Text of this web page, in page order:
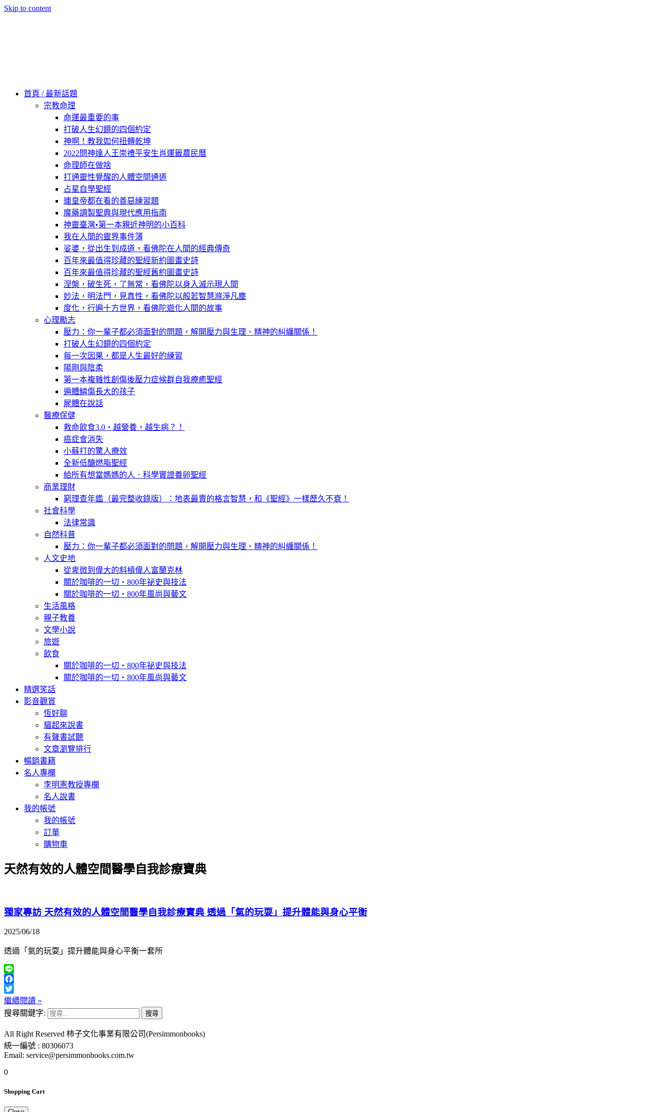
Skip to content
首頁 / 最新話題
宗教命理
命運最重要的事
打破人生幻鏡的四個約定
神啊！教我如何扭轉乾坤
2022問神達人王崇禮平安生肖運籤農民曆
命理師在做啥
打通靈性覺醒的人體空間通道
占星自學聖經
連皇帝都在看的善惡練習題
魔藥調製聖典與現代應用指南
神靈臺灣•第一本親近神明的小百科
我在人間的靈界事件簿
娑婆，從出生到成道，看佛陀在人間的經典傳奇
百年來最值得珍藏的聖經新約圖畫史詩
百年來最值得珍藏的聖經舊約圖畫史詩
涅槃，破生死，了無常，看佛陀以身入滅示現人間
妙法，明法門，見真性，看佛陀以般若智慧滌淨凡塵
度化，行遍十方世界，看佛陀遊化人間的故事
心理勵志
壓力：你一輩子都必須面對的問題，解開壓力與生理、精神的糾纏關係！
打破人生幻鏡的四個約定
每一次因果，都是人生最好的練習
陽剛與陰柔
第一本複雜性創傷後壓力症候群自我療癒聖經
遍體鱗傷長大的孩子
屍體在說話
醫療保健
救命飲食3.0‧越營養，越生病？！
癌症會消失
小蘇打的驚人療效
全新低醣燃脂聖經
給所有想當媽媽的人．科學實證養卵聖經
商業理財
窮理查年鑑（最完整收錄版）：地表最賣的格言智慧，和《聖經》一樣歷久不衰！
社會科學
法律常識
自然科普
壓力：你一輩子都必須面對的問題，解開壓力與生理、精神的糾纏關係！
人文史地
從卑微到偉大的斜槓偉人富蘭克林
關於咖啡的一切‧800年祕史與技法
關於咖啡的一切‧800年風尚與藝文
生活風格
親子教養
文學小說
旅遊
飲食
關於咖啡的一切‧800年祕史與技法
關於咖啡的一切‧800年風尚與藝文
精選笑話
影音觀賞
恆好聊
貓起來說書
有聲書試聽
文章瀏覽排行
暢銷書籍
名人專欄
李明憲教授專欄
名人說書
我的帳號
我的帳號
訂單
購物車
天然有效的人體空間醫學自我診療寶典
獨家專訪 天然有效的人體空間醫學自我診療寶典 透過「氣的玩耍」提升體能與身心平衡
2025/06/18
透過「氣的玩耍」提升體能與身心平衡一套所
Line
Facebook
Twitter
繼續閱讀 »
搜尋關鍵字:
All Right Reserved 柿子文化事業有限公司(Persimmonbooks)
統一編號 : 80306073
Email: service@persimmonbooks.com.tw
0
Shopping Cart